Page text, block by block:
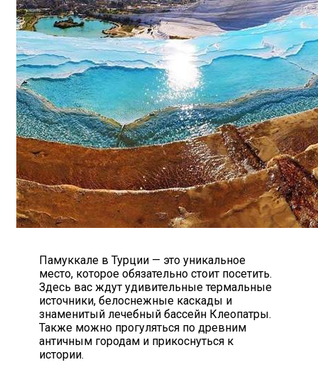
Памуккале в Турции — это уникальное
место, которое обязательно стоит посетить.
Здесь вас ждут удивительные термальные
источники, белоснежные каскады и
знаменитый лечебный бассейн Клеопатры.
Также можно прогуляться по древним
античным городам и прикоснуться к
истории.